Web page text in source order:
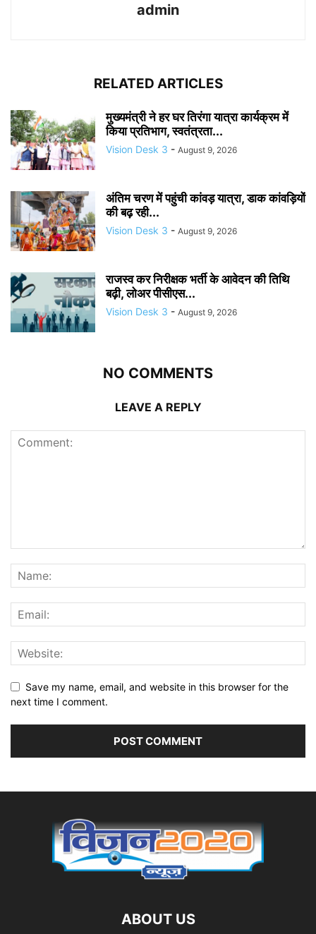
admin
RELATED ARTICLES
मुख्यमंत्री ने हर घर तिरंगा यात्रा कार्यक्रम में
किया प्रतिभाग, स्वतंत्रता...
Vision Desk 3 - August 9, 2026
अंतिम चरण में पहुंची कांवड़ यात्रा, डाक कांवड़ियों
की बढ़ रही...
Vision Desk 3 - August 9, 2026
राजस्व कर निरीक्षक भर्ती के आवेदन की तिथि
बढ़ी, लोअर पीसीएस...
Vision Desk 3 - August 9, 2026
NO COMMENTS
LEAVE A REPLY
Save my name, email, and website in this browser for the
next time I comment.
ABOUT US